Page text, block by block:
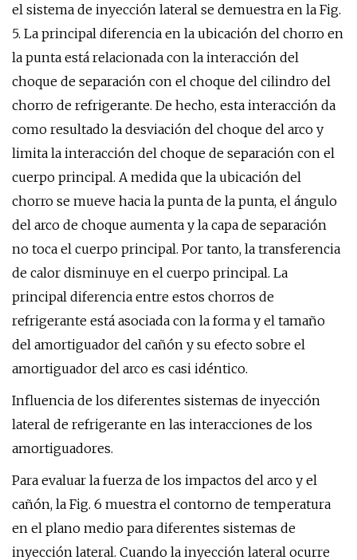
el sistema de inyección lateral se demuestra en la Fig.
5. La principal diferencia en la ubicación del chorro en
la punta está relacionada con la interacción del
choque de separación con el choque del cilindro del
chorro de refrigerante. De hecho, esta interacción da
como resultado la desviación del choque del arco y
limita la interacción del choque de separación con el
cuerpo principal. A medida que la ubicación del
chorro se mueve hacia la punta de la punta, el ángulo
del arco de choque aumenta y la capa de separación
no toca el cuerpo principal. Por tanto, la transferencia
de calor disminuye en el cuerpo principal. La
principal diferencia entre estos chorros de
refrigerante está asociada con la forma y el tamaño
del amortiguador del cañón y su efecto sobre el
amortiguador del arco es casi idéntico.
Influencia de los diferentes sistemas de inyección
lateral de refrigerante en las interacciones de los
amortiguadores.
Para evaluar la fuerza de los impactos del arco y el
cañón, la Fig. 6 muestra el contorno de temperatura
en el plano medio para diferentes sistemas de
inyección lateral. Cuando la inyección lateral ocurre